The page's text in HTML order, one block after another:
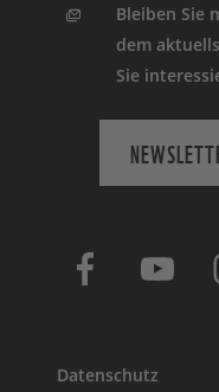
Bleiben Sie
dem
Sie
Datenschutz